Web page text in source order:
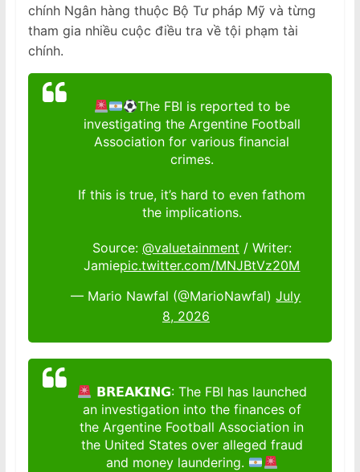
chính Ngân hàng thuộc Bộ Tư pháp Mỹ và từng
tham gia nhiều cuộc điều tra về tội phạm tài
chính.
The FBI is reported to be
investigating the Argentine Football
Association for various financial
crimes.
If this is true, it’s hard to even fathom
the implications.
Source: @valuetainment / Writer:
Jamiepic.twitter.com/MNJBtVz20M
— Mario Nawfal (@MarioNawfal)July
8, 2026
𝗕𝗥𝗘𝗔𝗞𝗜𝗡𝗚: The FBI has launched
an investigation into the finances of
the Argentine Football Association in
the United States over alleged fraud
and money laundering.